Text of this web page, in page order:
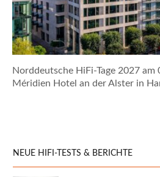
Norddeutsche HiFi-Tage 2027 am
Méridien Hotel an der Alster in
NEUE HIFI-TESTS & BERICHTE